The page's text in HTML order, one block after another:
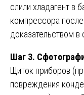
слили хладагент в
компрессора
доказательством в
Шаг 3.
Щиток приборов
повреждения